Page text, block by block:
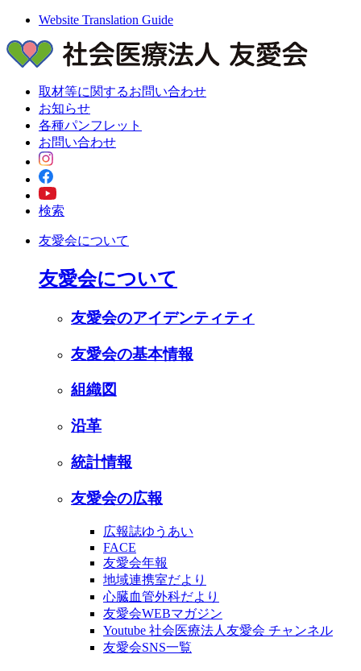
Website Translation Guide
取材等に関するお問い合わせ
お知らせ
各種パンフレット
お問い合わせ
検索
友愛会について
友愛会について
友愛会のアイデンティティ
友愛会の基本情報
組織図
沿革
統計情報
友愛会の広報
広報誌ゆうあい
FACE
友愛会年報
地域連携室だより
心臓血管外科だより
友愛会WEBマガジン
Youtube 社会医療法人友愛会 チャンネル
友愛会SNS一覧